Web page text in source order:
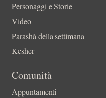
Personaggi e Storie
Video
Parashà della settimana
Kesher
Comunità
Appuntamenti